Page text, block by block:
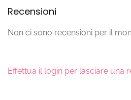
Recensioni
Non ci sono recensioni per il
Effettua il login per lasciare una